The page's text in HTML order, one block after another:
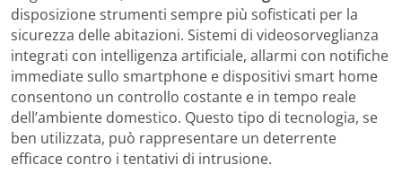
disposizione strumenti sempre più sofisticati per la
sicurezza delle abitazioni. Sistemi di videosorveglianza
integrati con intelligenza artificiale, allarmi con notifiche
immediate sullo smartphone e dispositivi smart home
consentono un controllo costante e in tempo reale
dell’ambiente domestico. Questo tipo di tecnologia, se
ben utilizzata, può rappresentare un deterrente
efficace contro i tentativi di intrusione.